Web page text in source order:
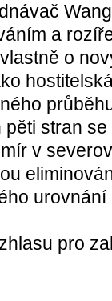
a
o
stran
v
urovnání
pro